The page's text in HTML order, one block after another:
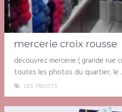
mercerie croix rousse
découvrez mercerie ( grande rue
toutes les photos du quartier, le
LES TRICOTS